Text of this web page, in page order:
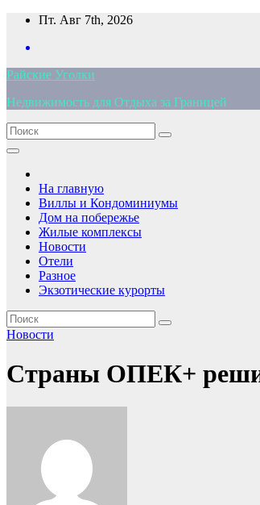
Перейти
содержимому
Пт. Авг 7th, 2026
Райские Уголки
Недвижимость для Отдыха за Границей
На главную
Виллы и Кондоминиумы
Дом на побережье
Жилые комплексы
Новости
Отели
Разное
Экзотические курорты
Новости
Страны ОПЕК+